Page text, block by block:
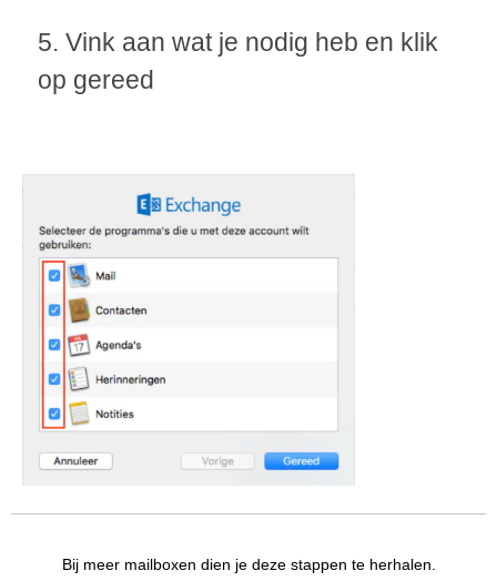
5. Vink aan wat je nodig heb en klik
op gereed
Bij meer mailboxen dien je deze stappen te herhalen.